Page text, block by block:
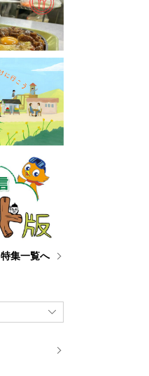
特集一覧へ